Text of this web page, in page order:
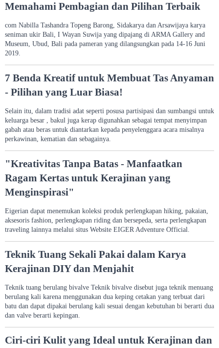
Memahami Pembagian dan Pilihan Terbaik
com Nabilla Tashandra Topeng Barong, Sidakarya dan Arsawijaya karya
seniman ukir Bali, I Wayan Suwija yang dipajang di ARMA Gallery and
Museum, Ubud, Bali pada pameran yang dilangsungkan pada 14-16 Juni
2019.
7 Benda Kreatif untuk Membuat Tas Anyaman
- Pilihan yang Luar Biasa!
Selain itu, dalam tradisi adat seperti posusa partisipasi dan sumbangsi untuk
keluarga besar , bakul juga kerap digunahkan sebagai tempat menyimpan
gabah atau beras untuk diantarkan kepada penyelenggara acara misalnya
perkawinan, kematian dan sebagainya.
"Kreativitas Tanpa Batas - Manfaatkan
Ragam Kertas untuk Kerajinan yang
Menginspirasi"
Eigerian dapat menemukan koleksi produk perlengkapan hiking, pakaian,
aksesoris fashion, perlengkapan riding dan bersepeda, serta perlengkapan
traveling lainnya melalui situs Website EIGER Adventure Official.
Teknik Tuang Sekali Pakai dalam Karya
Kerajinan DIY dan Menjahit
Teknik tuang berulang bivalve Teknik bivalve disebut juga teknik menuang
berulang kali karena menggunakan dua keping cetakan yang terbuat dari
batu dan dapat dipakai berulang kali sesuai dengan kebutuhan bi berarti dua
dan valve berarti kepingan.
Ciri-ciri Kulit yang Ideal untuk Kerajinan dan